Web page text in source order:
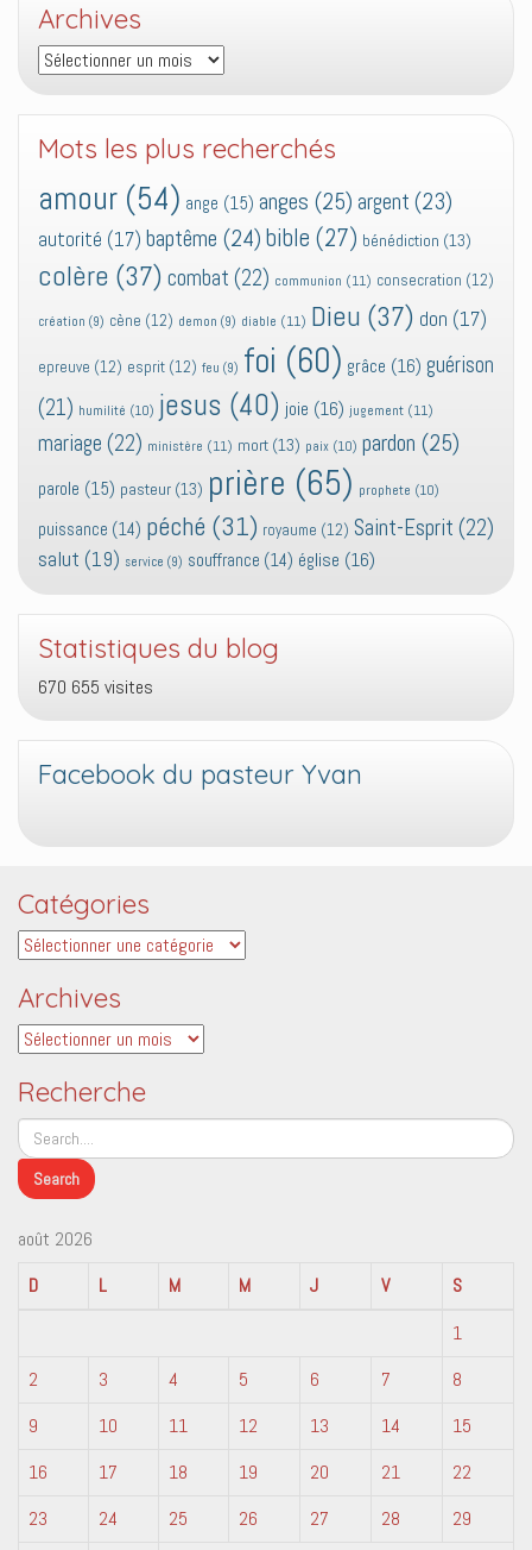
Archives
Archives
Mots les plus recherchés
amour (54) ange (15) anges (25) argent (23)
autorité (17) baptême (24) bible (27) bénédiction (13)
colère (37) combat (22) communion (11) consecration (12)
création (9) cène (12) demon (9) diable (11) Dieu (37) don (17)
epreuve (12) esprit (12) feu (9) foi (60) grâce (16) guérison
(21) humilité (10) jesus (40) joie (16) jugement (11)
mariage (22) ministère (11) mort (13) paix (10) pardon (25)
parole (15) pasteur (13) prière (65) prophete (10)
puissance (14) péché (31) royaume (12) Saint-Esprit (22)
salut (19) service (9) souffrance (14) église (16)
Statistiques du blog
670 655 visites
Facebook du pasteur Yvan
Catégories
Catégories
Archives
Archives
Recherche
août 2026
D
L M M J V
S
1
2
3 4 5 6 7
8
9
10 11 12 13 14
15
16
17 18 19 20 21
22
23
24 25 26 27 28
29